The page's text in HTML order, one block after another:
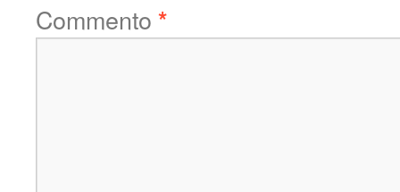
Commento *